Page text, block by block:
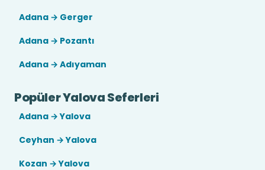
Adana → Gerger
Adana → Pozantı
Adana → Adıyaman
Popüler Yalova Seferleri
Adana → Yalova
Ceyhan → Yalova
Kozan → Yalova